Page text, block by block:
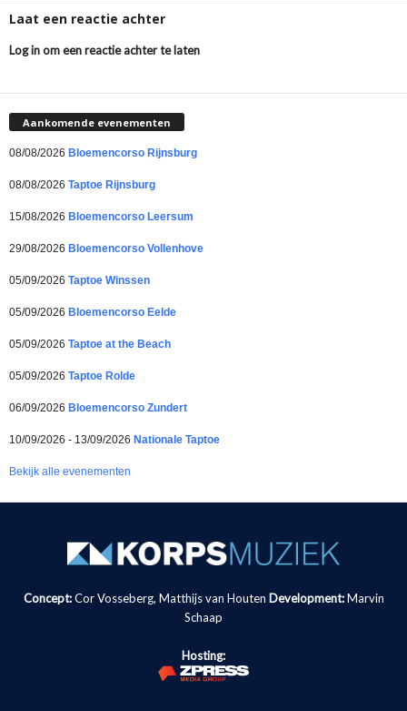
Laat een reactie achter
Log in om een reactie achter te laten
Aankomende evenementen
08/08/2026 Bloemencorso Rijnsburg
08/08/2026 Taptoe Rijnsburg
15/08/2026 Bloemencorso Leersum
29/08/2026 Bloemencorso Vollenhove
05/09/2026 Taptoe Winssen
05/09/2026 Bloemencorso Eelde
05/09/2026 Taptoe at the Beach
05/09/2026 Taptoe Rolde
06/09/2026 Bloemencorso Zundert
10/09/2026 - 13/09/2026 Nationale Taptoe
Bekijk alle evenementen
Concept:Cor Vosseberg, Matthijs van Houten Development: Marvin
Schaap
Hosting: